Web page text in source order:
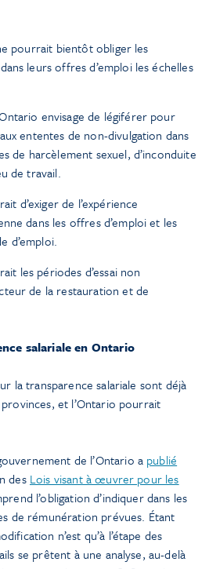
pourrait bientôt obliger les
leurs offres d’emploi les échelles
envisage de légiférer pour
ententes de non-divulgation dans
de harcèlement sexuel, d’inconduite
de travail.
d’exiger de l’expérience
dans les offres d’emploi et les
d’emploi.
les périodes d’essai non
de la restauration et de
salariale en Ontario
la transparence salariale sont déjà
et l’Ontario pourrait
de l’Ontario a publié
des Lois visant à œuvrer pour les
l’obligation d’indiquer dans les
de rémunération prévues. Étant
n’est qu’à l’étape des
se prêtent à une analyse, au-delà